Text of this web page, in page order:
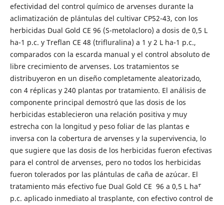
efectividad del control químico de arvenses durante la
aclimatización de plántulas del cultivar CP52-43, con los
herbicidas Dual Gold CE 96 (S-metolacloro) a dosis de 0,5 L
ha-1 p.c. y Treflan CE 48 (trifluralina) a 1 y 2 L ha-1 p.c.,
comparados con la escarda manual y el control absoluto de
libre crecimiento de arvenses. Los tratamientos se
distribuyeron en un diseño completamente aleatorizado,
con 4 réplicas y 240 plantas por tratamiento. El análisis de
componente principal demostró que las dosis de los
herbicidas establecieron una relación positiva y muy
estrecha con la longitud y peso foliar de las plantas e
inversa con la cobertura de arvenses y la supervivencia, lo
que sugiere que las dosis de los herbicidas fueron efectivas
para el control de arvenses, pero no todos los herbicidas
fueron tolerados por las plántulas de caña de azúcar. El
tratamiento más efectivo fue Dual Gold CE 96 a 0,5 L haˉ¹
p.c. aplicado inmediato al trasplante, con efectivo control de